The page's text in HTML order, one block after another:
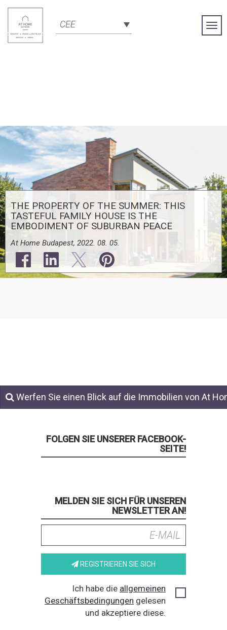
CEE
THE PROPERTY OF THE SUMMER: THIS
TASTEFUL FAMILY HOUSE IS THE
EMBODIMENT OF SUBURBAN PEACE
At Home Budapest, 2022. 08. 05.
Werfen Sie einen Blick auf die Immobilien von At
FOLGEN SIE UNSERER FACEBOOK-
SEITE!
MELDEN SIE SICH FÜR UNSEREN
NEWSLETTER AN!
REGISTRIEREN SIE SICH
Ich habe die allgemeinen
Geschäftsbedingungen gelesen
und akzeptiere diese.